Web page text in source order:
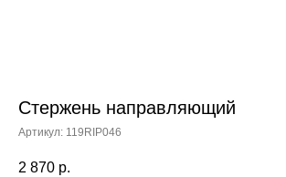
Стержень направляющий
Артикул: 119RIP046
2 870 р.